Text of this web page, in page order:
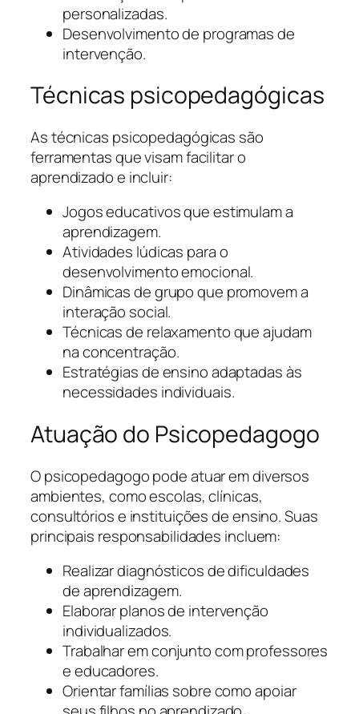
personalizadas.
Desenvolvimento de programas de
intervenção.
Técnicas psicopedagógicas
As técnicas psicopedagógicas são
ferramentas que visam facilitar o
aprendizado e incluir:
Jogos educativos que estimulam a
aprendizagem.
Atividades lúdicas para o
desenvolvimento emocional.
Dinâmicas de grupo que promovem a
interação social.
Técnicas de relaxamento que ajudam
na concentração.
Estratégias de ensino adaptadas às
necessidades individuais.
Atuação do Psicopedagogo
O psicopedagogo pode atuar em diversos
ambientes, como escolas, clínicas,
consultórios e instituições de ensino. Suas
principais responsabilidades incluem:
Realizar diagnósticos de dificuldades
de aprendizagem.
Elaborar planos de intervenção
individualizados.
Trabalhar em conjunto com professores
e educadores.
Orientar famílias sobre como apoiar